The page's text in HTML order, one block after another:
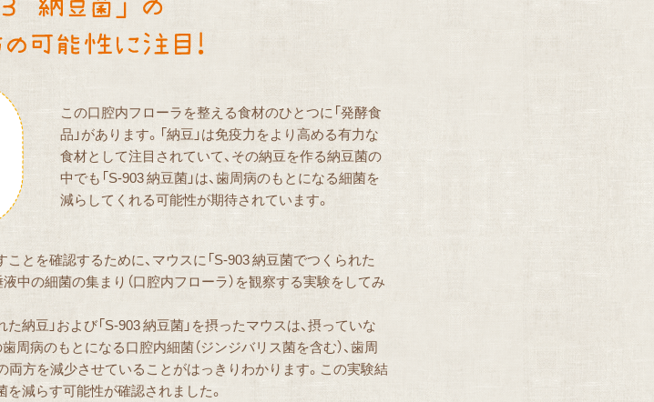
この口腔内フローラを整える食材のひとつに「発酵食
品」があります。「納豆」は免疫力をより高める有力な
食材として注目されていて、その納豆を作る納豆菌の
中でも「S-903 納豆菌」は、歯周病のもとになる細菌を
減らしてくれる可能性が期待されています。
とを確認するために、マウスに「S-903 納豆菌でつくられた
液中の細菌の集まり（口腔内フローラ）を観察する実験をしてみ
納豆」および「S-903 納豆菌」を摂ったマウスは、摂っていな
周病のもとになる口腔内細菌（ジンジバリス菌を含む）、歯周
両方を減少させていることがはっきりわかります。この実験結
を減らす可能性が確認されました。